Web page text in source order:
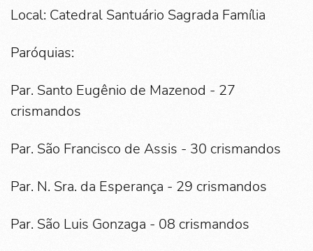
Local: Catedral Santuário Sagrada Família
Paróquias:
Par. Santo Eugênio de Mazenod - 27
crismandos
Par. São Francisco de Assis - 30 crismandos
Par. N. Sra. da Esperança - 29 crismandos
Par. São Luis Gonzaga - 08 crismandos